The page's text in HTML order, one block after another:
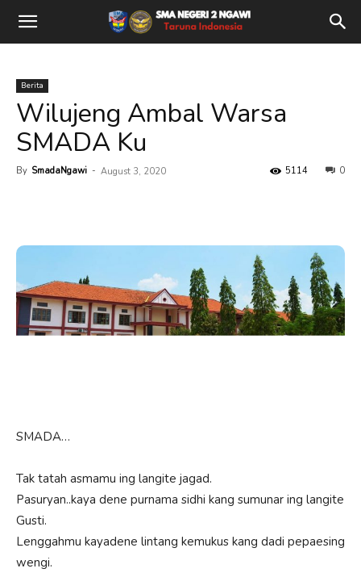
Berita
Wilujeng Ambal Warsa
SMADA Ku
By SmadaNgawi - August 3, 2020 0
5114
SMADA…
Tak tatah asmamu ing langite jagad.
Pasuryan..kaya dene purnama sidhi kang sumunar ing langite
Gusti.
Lenggahmu kayadene lintang kemukus kang dadi pepaesing
wengi.